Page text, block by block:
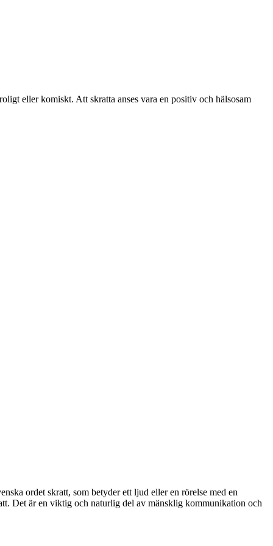
eller komiskt. Att skratta anses vara en positiv och hälsosam
ordet skratt, som betyder ett ljud eller en rörelse med en
Det är en viktig och naturlig del av mänsklig kommunikation och